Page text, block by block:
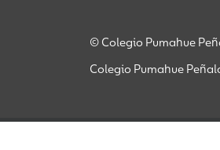
© Colegio Pumahue
Colegio Pumahue